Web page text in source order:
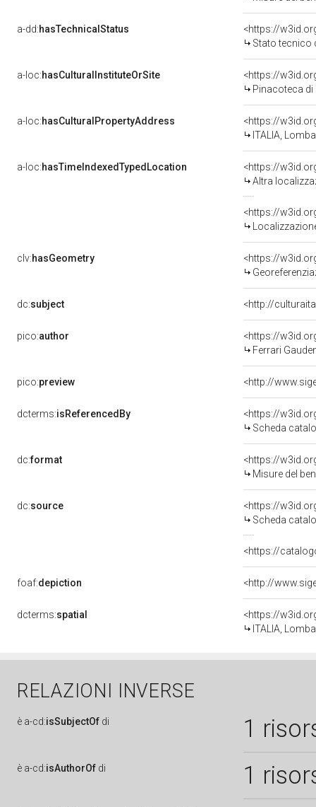
a-dd:hasTechnicalStatus
<https://
Stato tecnico
a-loc:hasCulturalInstituteOrSite
<https://
Pinacoteca di
a-loc:hasCulturalPropertyAddress
<https://
ITALIA,
a-loc:hasTimeIndexedTypedLocation
<https://
Altra
<https://
clv:hasGeometry
<https://
dc:subject <http://
pico:author
<https://
Ferrari
pico:preview
dcterms:isReferencedBy
<https://
Scheda
dc:format
<https://
Misure del
dc:source
<https://
Scheda
<https://
foaf:depiction
dcterms:spatial
<https://
ITALIA,
RELAZIONI INVERSE
è a-cd:isSubjectOf di 1
è a-cd:isAuthorOf di 1